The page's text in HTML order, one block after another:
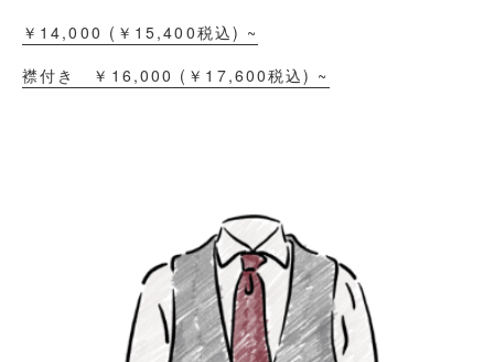
￥14,000 (￥ 15,400税込) ~
襟付き ￥16,000 (￥ 17,600税込) ~